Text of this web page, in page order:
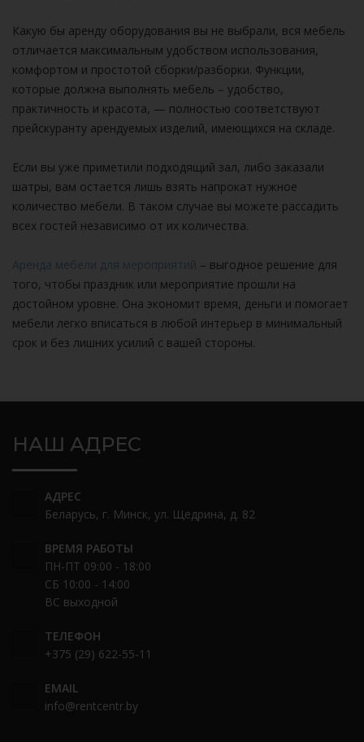
Какую бы аренду оборудования вы не выбрали, вся мебель
отличается максимальным удобством использования,
комфортом и простотой сборки/разборки. Функции,
которые должна выполнять мебель – удобство,
практичность и красота, — полностью соответствуют
прейскуранту арендуемых изделий, имеющихся на складе.
Если вы уже приметили подходящий зал, либо заказали
шатры, вам остается лишь взять напрокат нужное
количество мебели. В таком случае вы можете рассадить
всех гостей независимо от их количества.
Аренда мебели для мероприятий – выгодное решение для
того, чтобы праздник или мероприятие прошли на
достойном уровне. Она экономит время, деньги и помогает
мебели легко вписаться в любой интерьер в минимальный
срок и без лишних усилий с вашей стороны.
НАШ АДРЕС
АДРЕС
Беларусь, г. Минск, ул. Щедрина, д. 82
ВРЕМЯ РАБОТЫ
ПН-ПТ 09:00 - 18:00
СБ 10:00 - 14:00
ВС выходной
ТЕЛЕФОН
+375 (29) 622-55-11
EMAIL
info@rentcentr.by